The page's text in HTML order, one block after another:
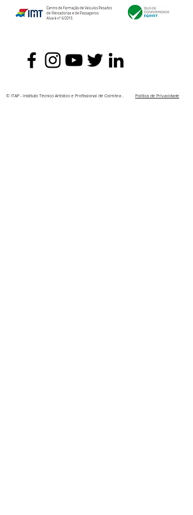
© ITAP - Instituto Técnico Artístico e Profissional de Coimbra . Política de Privacidade